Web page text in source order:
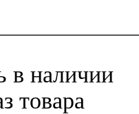
в наличии
товара